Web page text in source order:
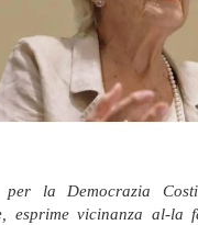
per la Democrazia
esprime vicinanza al-la